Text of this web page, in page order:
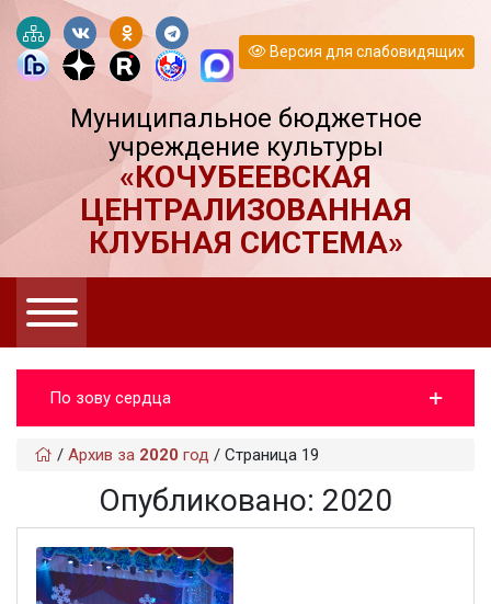
Версия для слабовидящих
Муниципальное бюджетное
учреждение культуры
«КОЧУБЕЕВСКАЯ
ЦЕНТРАЛИЗОВАННАЯ
КЛУБНАЯ СИСТЕМА»
По зову сердца
/ Архив за 2020 год / Страница 19
Опубликовано: 2020